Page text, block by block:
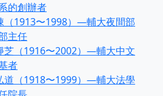
的創辦者
（1913〜1998）—輔大夜間部
主任
芝（1916〜2002）—輔大中文
者
道（1918〜1999）—輔大法學